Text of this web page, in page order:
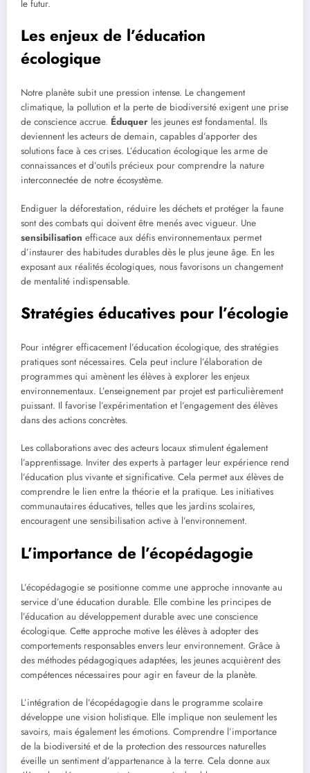
le futur.
Les enjeux de l’éducation
écologique
Notre planète subit une pression intense. Le changement
climatique, la pollution et la perte de biodiversité exigent une prise
de conscience accrue. Éduquer les jeunes est fondamental. Ils
deviennent les acteurs de demain, capables d’apporter des
solutions face à ces crises. L’éducation écologique les arme de
connaissances et d’outils précieux pour comprendre la nature
interconnectée de notre écosystème.
Endiguer la déforestation, réduire les déchets et protéger la faune
sont des combats qui doivent être menés avec vigueur. Une
sensibilisation efficace aux défis environnementaux permet
d’instaurer des habitudes durables dès le plus jeune âge. En les
exposant aux réalités écologiques, nous favorisons un changement
de mentalité indispensable.
Stratégies éducatives pour l’écologie
Pour intégrer efficacement l’éducation écologique, des stratégies
pratiques sont nécessaires. Cela peut inclure l’élaboration de
programmes qui amènent les élèves à explorer les enjeux
environnementaux. L’enseignement par projet est particulièrement
puissant. Il favorise l’expérimentation et l’engagement des élèves
dans des actions concrètes.
Les collaborations avec des acteurs locaux stimulent également
l’apprentissage. Inviter des experts à partager leur expérience rend
l’éducation plus vivante et significative. Cela permet aux élèves de
comprendre le lien entre la théorie et la pratique. Les initiatives
communautaires éducatives, telles que les jardins scolaires,
encouragent une sensibilisation active à l’environnement.
L’importance de l’écopédagogie
L’écopédagogie se positionne comme une approche innovante au
service d’une éducation durable. Elle combine les principes de
l’éducation au développement durable avec une conscience
écologique. Cette approche motive les élèves à adopter des
comportements responsables envers leur environnement. Grâce à
des méthodes pédagogiques adaptées, les jeunes acquièrent des
compétences nécessaires pour agir en faveur de la planète.
L’intégration de l’écopédagogie dans le programme scolaire
développe une vision holistique. Elle implique non seulement les
savoirs, mais également les émotions. Comprendre l’importance
de la biodiversité et de la protection des ressources naturelles
éveille un sentiment d’appartenance à la terre. Cela donne aux